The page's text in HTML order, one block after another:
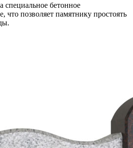
специальное бетонное
что позволяет памятнику простоять